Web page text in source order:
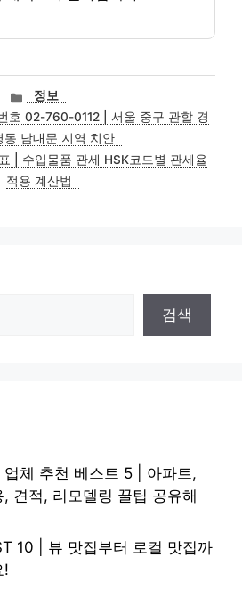
카
테
고
리
정보
호 02-760-0112 | 서울 중구 관할 경
동 남대문 지역 치안
| 수입물품 관세 HSK코드별 관세율
적용 계산법
검색
체 추천 베스트 5 | 아파트,
견적, 리모델링 꿀팁 공유해
10 | 뷰 맛집부터 로컬 맛집까
!